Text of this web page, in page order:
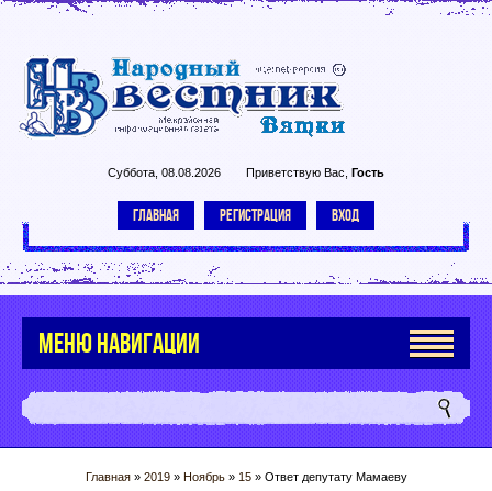
Суббота, 08.08.2026 Приветствую Вас Гость
ГЛАВНАЯ РЕГИСТРАЦИЯ ВХОД
МЕНЮ НАВИГАЦИИ
Главная» 2019 » Ноябрь » 15» Ответ депутату Мамаеву